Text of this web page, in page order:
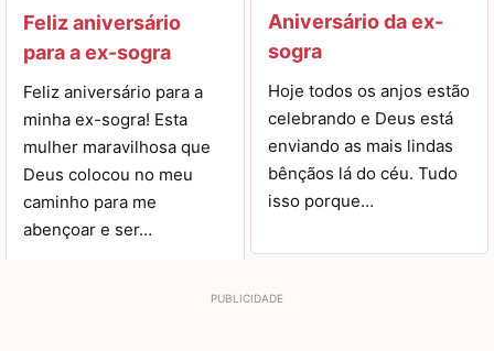
Feliz aniversário
para a ex-sogra
Feliz aniversário para a
minha ex-sogra! Esta
mulher maravilhosa que
Deus colocou no meu
caminho para me
abençoar e ser…
Aniversário da ex-
sogra
Hoje todos os anjos estão
celebrando e Deus está
enviando as mais lindas
bênçãos lá do céu. Tudo
isso porque…